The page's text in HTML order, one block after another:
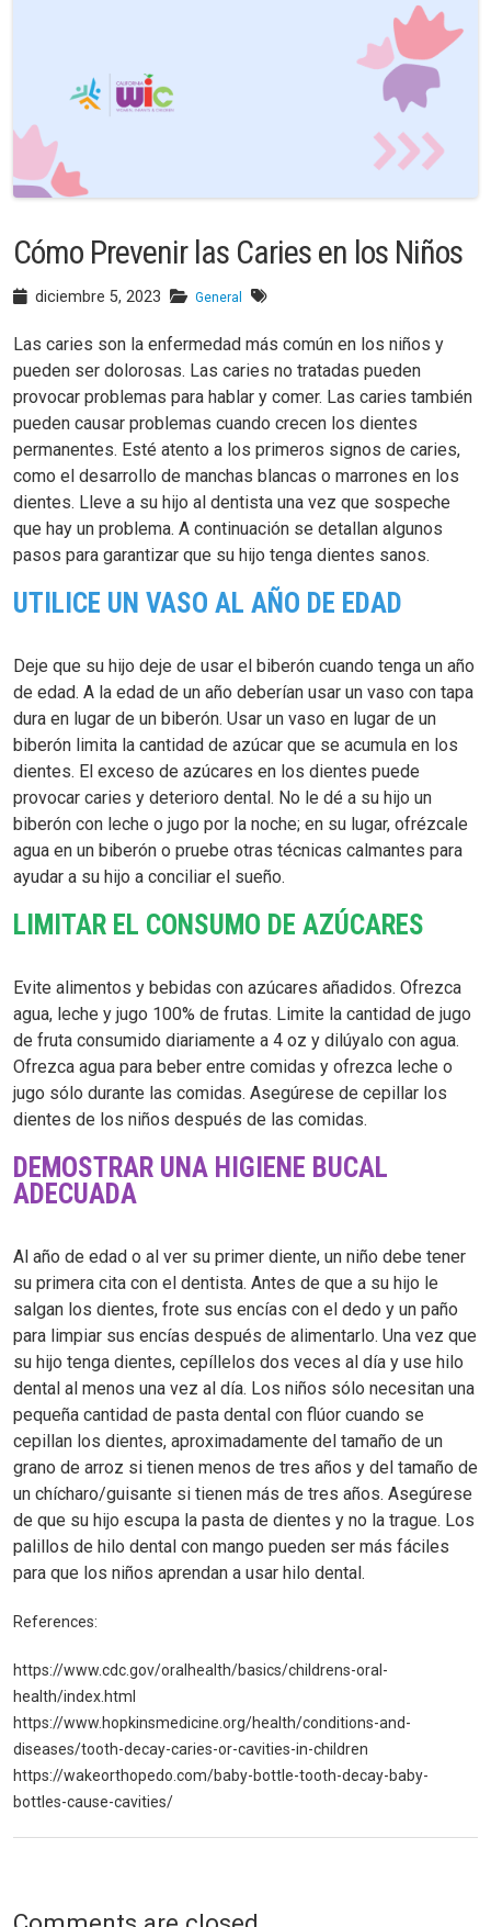
Cómo Prevenir las Caries en los Niños
diciembre 5, 2023 General
Las caries son la enfermedad más común en los niños y
pueden ser dolorosas. Las caries no tratadas pueden
provocar problemas para hablar y comer. Las caries también
pueden causar problemas cuando crecen los dientes
permanentes. Esté atento a los primeros signos de caries,
como el desarrollo de manchas blancas o marrones en los
dientes. Lleve a su hijo al dentista una vez que sospeche
que hay un problema. A continuación se detallan algunos
pasos para garantizar que su hijo tenga dientes sanos.
UTILICE UN VASO AL AÑO DE EDAD
Deje que su hijo deje de usar el biberón cuando tenga un año
de edad. A la edad de un año deberían usar un vaso con tapa
dura en lugar de un biberón. Usar un vaso en lugar de un
biberón limita la cantidad de azúcar que se acumula en los
dientes. El exceso de azúcares en los dientes puede
provocar caries y deterioro dental. No le dé a su hijo un
biberón con leche o jugo por la noche; en su lugar, ofrézcale
agua en un biberón o pruebe otras técnicas calmantes para
ayudar a su hijo a conciliar el sueño.
LIMITAR EL CONSUMO DE AZÚCARES
Evite alimentos y bebidas con azúcares añadidos. Ofrezca
agua, leche y jugo 100% de frutas. Limite la cantidad de jugo
de fruta consumido diariamente a 4 oz y dilúyalo con agua.
Ofrezca agua para beber entre comidas y ofrezca leche o
jugo sólo durante las comidas. Asegúrese de cepillar los
dientes de los niños después de las comidas.
DEMOSTRAR UNA HIGIENE BUCAL
ADECUADA
Al año de edad o al ver su primer diente, un niño debe tener
su primera cita con el dentista. Antes de que a su hijo le
salgan los dientes, frote sus encías con el dedo y un paño
para limpiar sus encías después de alimentarlo. Una vez que
su hijo tenga dientes, cepíllelos dos veces al día y use hilo
dental al menos una vez al día. Los niños sólo necesitan una
pequeña cantidad de pasta dental con flúor cuando se
cepillan los dientes, aproximadamente del tamaño de un
grano de arroz si tienen menos de tres años y del tamaño de
un chícharo/guisante si tienen más de tres años. Asegúrese
de que su hijo escupa la pasta de dientes y no la trague. Los
palillos de hilo dental con mango pueden ser más fáciles
para que los niños aprendan a usar hilo dental.
References:
https://www.cdc.gov/oralhealth/basics/childrens-oral-
health/index.html
https://www.hopkinsmedicine.org/health/conditions-and-
diseases/tooth-decay-caries-or-cavities-in-children
https://wakeorthopedo.com/baby-bottle-tooth-decay-baby-
bottles-cause-cavities/